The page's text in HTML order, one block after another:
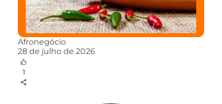
Afronegócio
28 de julho de 2026
1